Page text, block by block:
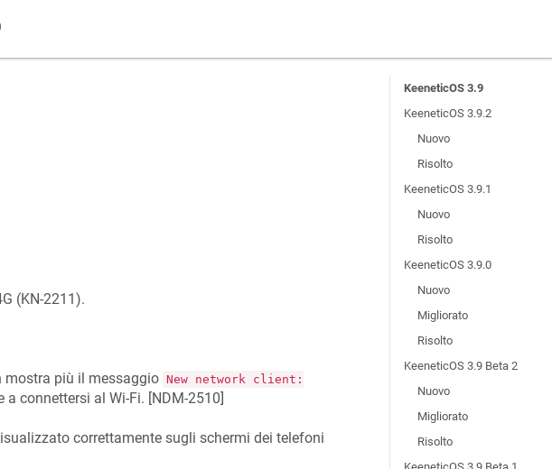
(KN-2211).
più il messaggio New network client:
a connettersi al Wi-Fi. [NDM-2510]
correttamente sugli schermi dei telefoni
KeeneticOS 3.9
KeeneticOS 3.9.2
Nuovo
Risolto
KeeneticOS 3.9.1
Nuovo
Risolto
KeeneticOS 3.9.0
Nuovo
Migliorato
Risolto
KeeneticOS 3.9 Beta 2
Nuovo
Migliorato
Risolto